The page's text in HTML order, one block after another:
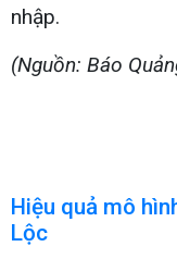
nhập.
(Nguồn: Báo
Hiệu quả mô
Lộc